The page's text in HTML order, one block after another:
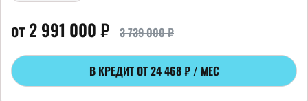
от 2 991 000 ₽ 3 739 000 ₽
В КРЕДИТ ОТ24 468 ₽ / МЕС